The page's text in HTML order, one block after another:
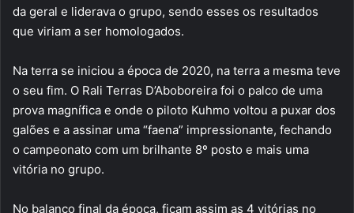
da geral e liderava o grupo, sendo esses os resultados
que viriam a ser homologados.
Na terra se iniciou a época de 2020, na terra a mesma teve
o seu fim. O Rali Terras D’Aboboreira foi o palco de uma
prova magnífica e onde o piloto Kuhmo voltou a puxar dos
galões e a assinar uma “faena” impressionante, fechando
o campeonato com um brilhante 8º posto e mais uma
vitória no grupo.
No balanço final da época, ficam assim as 4 vitórias no